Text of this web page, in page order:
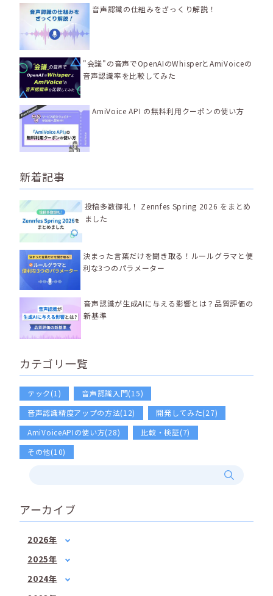
音声認識の仕組みをざっくり解説！
"会議"の音声でOpenAIのWhisperとAmiVoiceの
音声認識率を比較してみた
AmiVoice API の無料利用クーポンの使い方
新着記事
投稿多数御礼！ Zennfes Spring 2026 をまとめ
ました
決まった言葉だけを聞き取る！ルールグラマと便
利な3つのパラメーター
音声認識が生成AIに与える影響とは？品質評価の
新基準
カテゴリ一覧
テック(1)
音声認識入門(15)
音声認識精度アップの方法(12)
開発してみた(27)
AmiVoiceAPIの使い方(28)
比較・検証(7)
その他(10)
アーカイブ
2026年
2月(1)
3月(1)
2025年
3月(2)
2024年